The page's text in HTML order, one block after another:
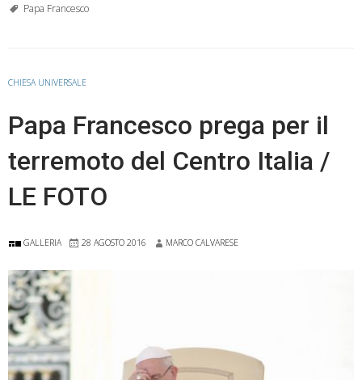
Papa Francesco
CHIESA UNIVERSALE
Papa Francesco prega per il
terremoto del Centro Italia /
LE FOTO
GALLERIA 28 AGOSTO 2016 MARCO CALVARESE